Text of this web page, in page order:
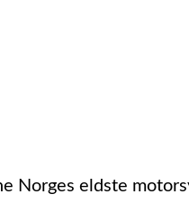
Norges eldste